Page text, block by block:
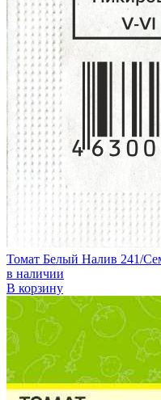
Томат Белый Налив 241/
в наличии
В корзину